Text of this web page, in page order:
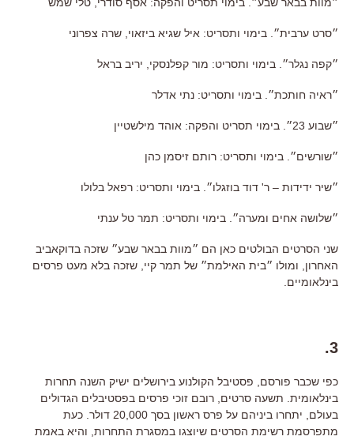
״סרט ערבית״. בימוי ותסריט: איל שגיא ביזאוי, שרה צפרוני
״קפה נגלר״. בימוי ותסריט: מור קפלנסקי, יריב בראל
״ראיה חותכת״. בימוי ותסריט: נתי אדלר
״שבוע 23״. בימוי תסריט והפקה: אוהד מילשטיין
״שורשים״. בימוי ותסריט: רותם זיסמן כהן
״שיר ידידות – ר' דוד בוזגלו״. בימוי ותסריט: רפאל בלולו
״שלושה אחים ומערה״. בימוי ותסריט: תמר טל ענתי
שני הסרטים הבולטים כאן הם ״מוות בבאר שבע״ שזכה בדוקאביב
האחרון, ומולו ״בית האילמת״ של תמר קיי, שזכה בלא מעט פרסים
בינלאומיים.
3.
כפי שכבר פורסם, פסטיבל הקולנוע בירושלים ישיק השנה תחרות
בינלאומית. תשעה סרטים, רובם זוכי פרסים בפסטיבלים הגדולים
בעולם, יתחרו ביניהם על פרס ראשון בסך 20,000 דולר. כעת
מתפרסמת רשימת הסרטים שיוצגו במסגרת התחרות, והיא באמת